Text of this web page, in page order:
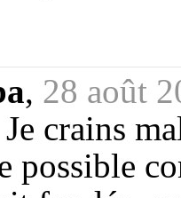
, 28 août
crains
possible